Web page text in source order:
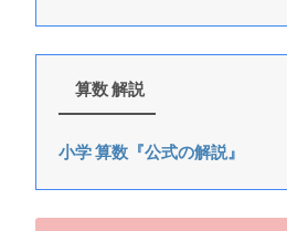
算数 解説
小学 算数『公式の解説』